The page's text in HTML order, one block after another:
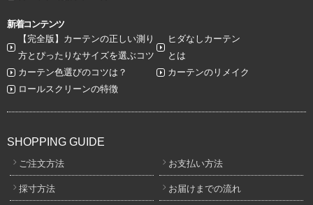
新着コンテンツ
【完全版】カーテンの正しい測り
方とぴったりなサイズを選ぶコツ
ヒダなしカーテン
とは
カーテン色選びのコツは？
カーテンのリメイク
ロールスクリーンの特徴
SHOPPING GUIDE
ご注文方法 お支払い方法
採寸方法 お届けまでの流れ